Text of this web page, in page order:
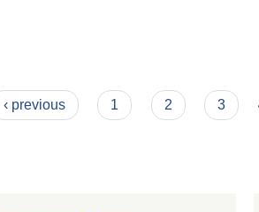
‹ previous 1 2 3